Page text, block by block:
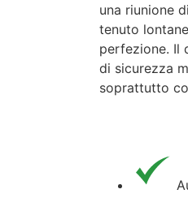
una riunione
tenuto
perfezione. Il
di sicurezza
soprattutto